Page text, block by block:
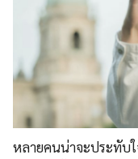
หลายคนน่าจะประทับ